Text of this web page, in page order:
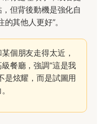
但背後動機是強化自
其他人更好”。
個朋友走得太近，
餐廳，強調“這是我
是炫耀，而是試圖用